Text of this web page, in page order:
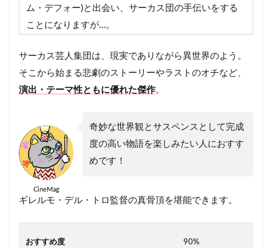
6.2 スタン｜ブラッドリー・クーパー
6.3 その他の登場キャラ・キャスト画像と印象
ム・デフォー)と出会い、サーカス団の手伝いをする
ことになりますが…。
サーカス芸人集団は、現実でありながら異世界のよう。
そこから始まる悲劇のストーリーやラストのオチなど、
演出・テーマ性ともに優れた傑作。
CineMag
奇妙な世界観とサスペンスとして完成
度の高い物語を楽しみたい人におすす
めです！
ギレルモ・デル・トロ監督の真骨頂を堪能できます。
おすすめ度 90%